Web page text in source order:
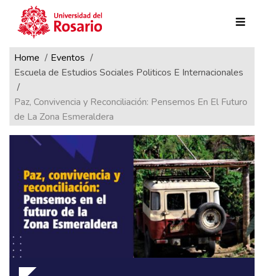
Pasar al contenido principal
Ruta de navegación
Home
Eventos
Escuela de Estudios Sociales Politicos E Internacionales
Paz, Convivencia y Reconciliación: Pensemos En El Futuro
de La Zona Esmeraldera